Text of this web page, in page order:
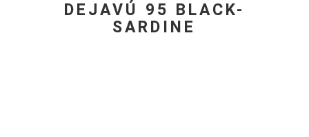
DEJAVÚ 95 BLACK-
SARDINE